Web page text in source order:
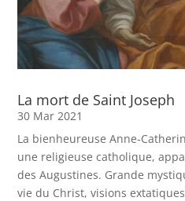
La mort de Saint Joseph
30 Mar 2021
La bienheureuse Anne-
une religieuse catholique,
des Augustines. Grande
vie du Christ, visions